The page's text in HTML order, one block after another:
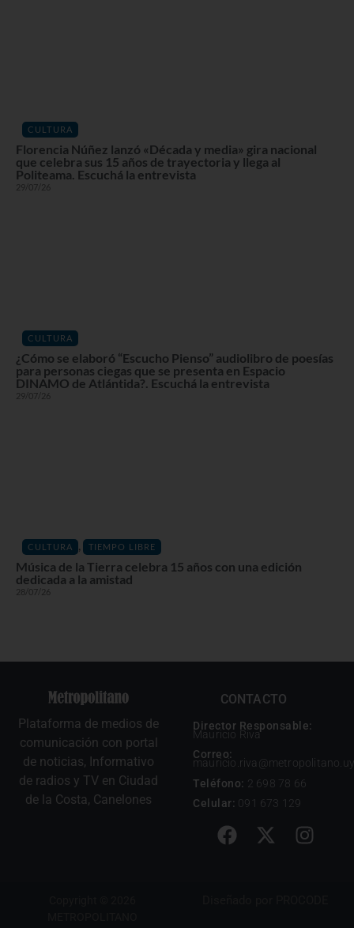
CULTURA
Florencia Núñez lanzó «Década y media» gira nacional
que celebra sus 15 años de trayectoria y llega al
Politeama. Escuchá la entrevista
29/07/26
CULTURA
¿Cómo se elaboró “Escucho Pienso” audiolibro de poesías
para personas ciegas que se presenta en Espacio
DINAMO de Atlántida?. Escuchá la entrevista
29/07/26
CULTURA , TIEMPO LIBRE
Música de la Tierra celebra 15 años con una edición
dedicada a la amistad
28/07/26
Plataforma de medios de
comunicación con portal
de noticias, Informativo
de radios y TV en Ciudad
de la Costa, Canelones
CONTACTO
Director Responsable:
Mauricio Riva
Correo:
mauricio.riva@metropolitano.uy
Teléfono: 2 698 78 66
Celular: 091 673 129